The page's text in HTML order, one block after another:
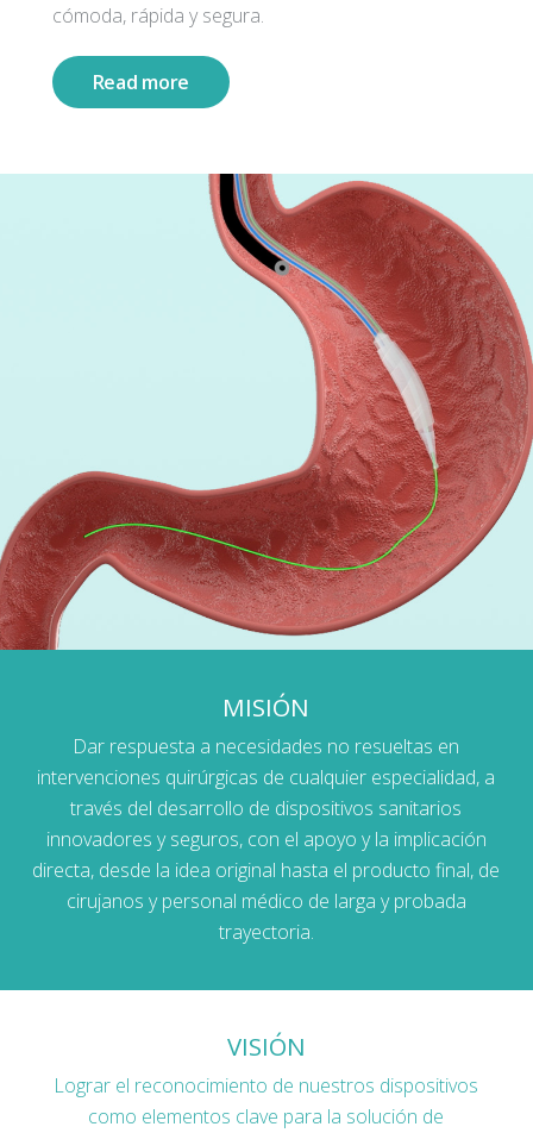
cómoda, rápida y segura.
Read more
MISIÓN
Dar respuesta a necesidades no resueltas en
intervenciones quirúrgicas de cualquier especialidad, a
través del desarrollo de dispositivos sanitarios
innovadores y seguros, con el apoyo y la implicación
directa, desde la idea original hasta el producto final, de
cirujanos y personal médico de larga y probada
trayectoria.
VISIÓN
Lograr el reconocimiento de nuestros dispositivos
como elementos clave para la solución de